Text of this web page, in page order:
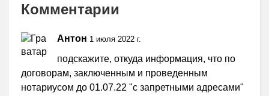
Комментарии
Антон 1 июля 2022 г.
подскажите, откуда информация, что по
договорам, заключенным и проведенным
нотариусом до 01.07.22 "с запретными адресами"